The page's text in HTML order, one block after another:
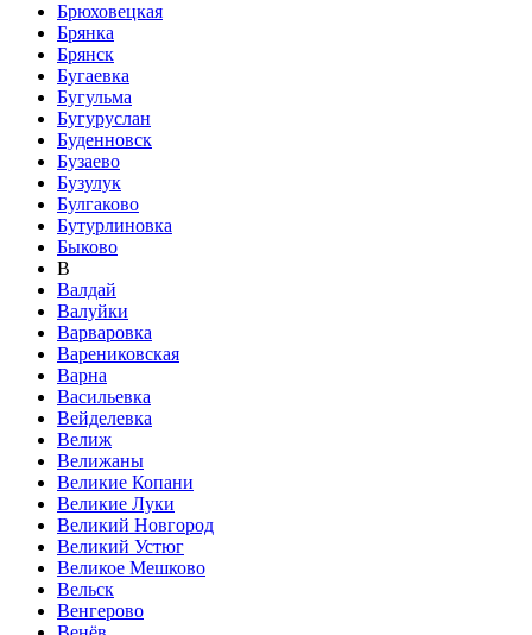
Брюховецкая
Брянка
Брянск
Бугаевка
Бугульма
Бугуруслан
Буденновск
Бузаево
Бузулук
Булгаково
Бутурлиновка
Быково
В
Валдай
Валуйки
Варваровка
Варениковская
Варна
Васильевка
Вейделевка
Велиж
Велижаны
Великие Копани
Великие Луки
Великий Новгород
Великий Устюг
Великое Мешково
Вельск
Венгерово